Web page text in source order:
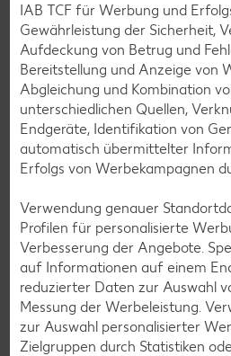
Avocado-Rezepte
Erdbeer-Rezepte
Blaubeer-Rezepte
Bananen-Rezepte
IAB TCF für Werbung und
Gewährleistung der Sicherheit,
Aufdeckung von Betrug und
Bereitstellung und Anzeige von
Abgleichung und Kombination
unterschiedlichen Quellen,
Endgeräte, Identifikation von
automatisch übermittelter
Erfolgs von Werbekampagnen
Verwendung genauer
Profilen für personalisierte
Verbesserung der Angebote.
auf Informationen auf einem
reduzierter Daten zur Auswahl
Messung der Werbeleistung.
zur Auswahl personalisierter
Zielgruppen durch Statistiken